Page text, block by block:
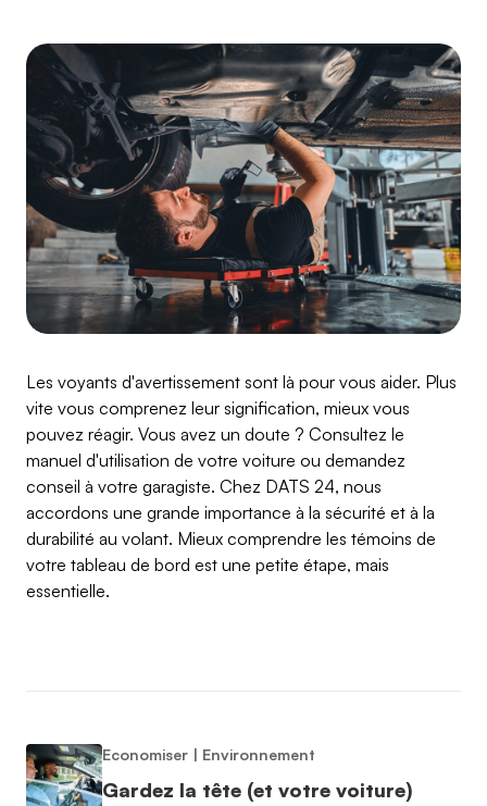
Les voyants d'avertissement sont là pour vous aider. Plus
vite vous comprenez leur signification, mieux vous
pouvez réagir. Vous avez un doute ? Consultez le
manuel d'utilisation de votre voiture ou demandez
conseil à votre garagiste. Chez DATS 24, nous
accordons une grande importance à la sécurité et à la
durabilité au volant. Mieux comprendre les témoins de
votre tableau de bord est une petite étape, mais
essentielle.
Economiser | Environnement
Gardez la tête (et votre voiture)